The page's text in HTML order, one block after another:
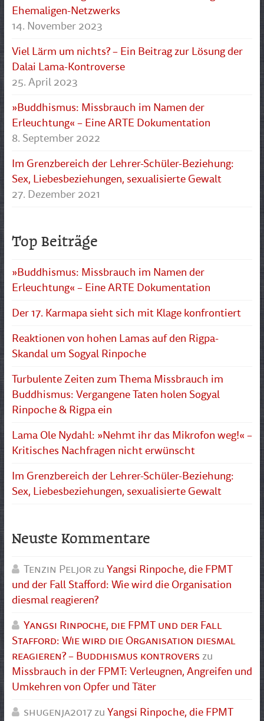
Ehemaligen-Netzwerks
14. November 2023
Viel Lärm um nichts? – Ein Beitrag zur Lösung der
Dalai Lama-Kontroverse
25. April 2023
»Buddhismus: Missbrauch im Namen der
Erleuchtung« – Eine ARTE Dokumentation
8. September 2022
Im Grenzbereich der Lehrer-Schüler-Beziehung:
Sex, Liebesbeziehungen, sexualisierte Gewalt
27. Dezember 2021
Top Beiträge
»Buddhismus: Missbrauch im Namen der
Erleuchtung« – Eine ARTE Dokumentation
Der 17. Karmapa sieht sich mit Klage konfrontiert
Reaktionen von hohen Lamas auf den Rigpa-
Skandal um Sogyal Rinpoche
Turbulente Zeiten zum Thema Missbrauch im
Buddhismus: Vergangene Taten holen Sogyal
Rinpoche & Rigpa ein
Lama Ole Nydahl: »Nehmt ihr das Mikrofon weg!« –
Kritisches Nachfragen nicht erwünscht
Im Grenzbereich der Lehrer-Schüler-Beziehung:
Sex, Liebesbeziehungen, sexualisierte Gewalt
Neuste Kommentare
Tenzin PeljorzuYangsi Rinpoche, die FPMT
und der Fall Stafford: Wie wird die Organisation
diesmal reagieren?
Yangsi Rinpoche, die FPMT und der Fall
Stafford: Wie wird die Organisation diesmal
reagieren? – Buddhismus kontrovers zu
Missbrauch in der FPMT: Verleugnen, Angreifen und
Umkehren von Opfer und Täter
shugenja2017zuYangsi Rinpoche, die FPMT